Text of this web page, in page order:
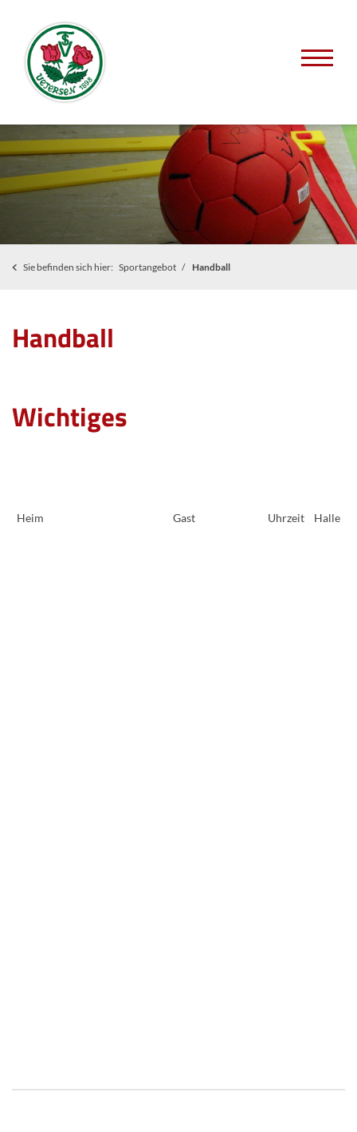
Sie befinden sich hier: Sportangebot Handball
Handball
Wichtiges
Heim Gast Uhrzeit Halle